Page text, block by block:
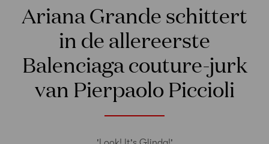
Ariana Grande schittert
in de allereerste
Balenciaga couture-jurk
van Pierpaolo Piccioli